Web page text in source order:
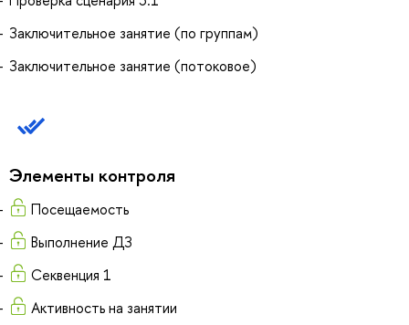
Заключительное занятие (по группам)
Заключительное занятие (потоковое)
Элементы контроля
Посещаемость
Выполнение ДЗ
Секвенция 1
Активность на занятии